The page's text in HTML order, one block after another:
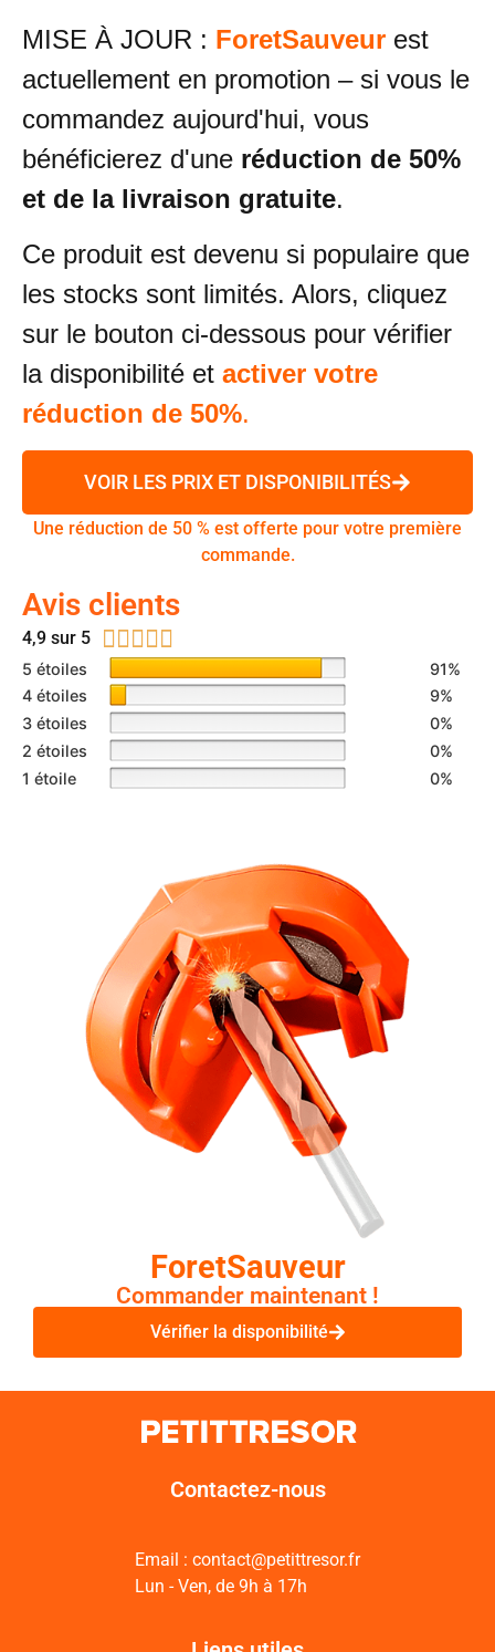
MISE À JOUR : ForetSauveur est
actuellement en promotion – si vous le
commandez aujourd'hui, vous
bénéficierez d'une réduction de 50%
et de la livraison gratuite.
Ce produit est devenu si populaire que
les stocks sont limités. Alors, cliquez
sur le bouton ci-dessous pour vérifier
la disponibilité et activer votre
réduction de 50%.
VOIR LES PRIX ET DISPONIBILITÉS
Une réduction de 50 % est offerte pour votre première
commande.
Avis clients
4,9 sur 5 
5 étoiles
91%
4 étoiles
9%
3 étoiles
0%
2 étoiles
0%
1 étoile
0%
ForetSauveur
Commander maintenant !
Vérifier la disponibilité
Contactez-nous
Email : contact@petittresor.fr
Lun - Ven, de 9h à 17h